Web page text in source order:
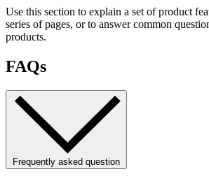
Use this section to explain a set of product
series of pages, or to answer common
products.
FAQs
Frequently asked question